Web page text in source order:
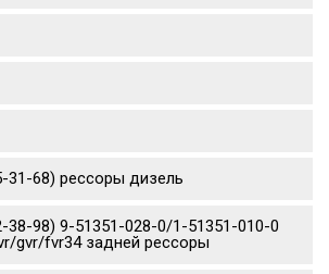
31-68) рессоры дизель
38-98) 9-51351-028-0/1-51351-010-0
gvr/fvr34 задней рессоры